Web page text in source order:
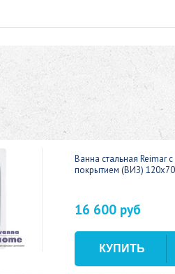
Ванна стальная Reimar
покрытием (ВИЗ) 120x70
16 600 руб